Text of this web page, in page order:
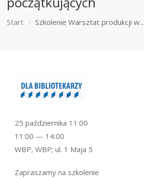
Start Szkolenie Warsztat produkcji w...
Zapraszamy na szkolenie
25 października 11:00
11:00 — 14:00
WBP, WBP; ul. 1 Maja 5